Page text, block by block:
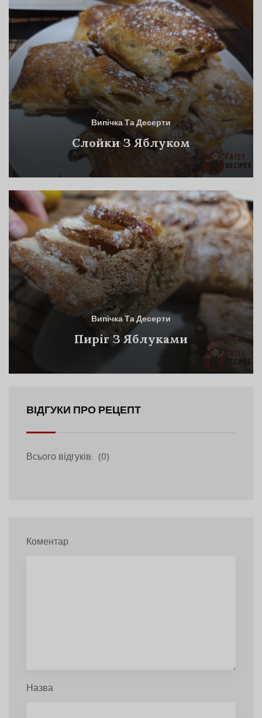
Випічка Та Десерти
Слойки З Яблуком
Випічка Та Десерти
Пиріг З Яблуками
ВІДГУКИ ПРО РЕЦЕПТ
Всього відгуків: (0)
Коментар
Назва